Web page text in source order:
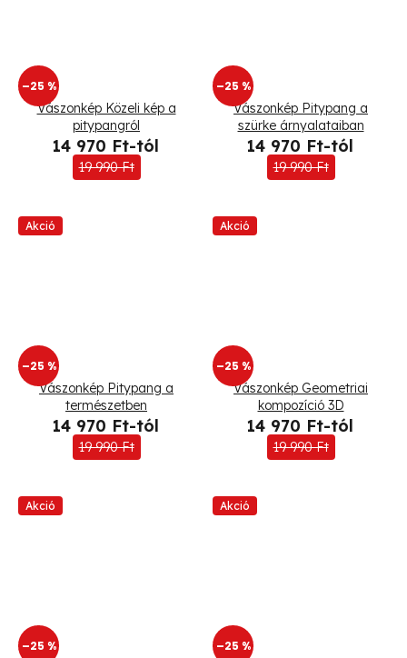
–25 %
Vászonkép Közeli kép a
pitypangról
14 970 Ft-tól
19 990 Ft
–25 %
Vászonkép Pitypang a
szürke árnyalataiban
14 970 Ft-tól
19 990 Ft
Akció
–25 %
Vászonkép Pitypang a
természetben
14 970 Ft-tól
19 990 Ft
Akció
–25 %
Vászonkép Geometriai
kompozíció 3D
14 970 Ft-tól
19 990 Ft
Akció
–25 %
Akció
–25 %